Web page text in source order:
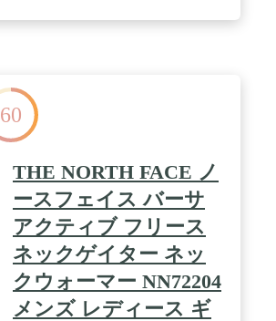
60
THE NORTH FACE ノ
ースフェイス バーサ
アクティブ フリース
ネックゲイター ネッ
クウォーマー NN72204
メンズ レディース ギ